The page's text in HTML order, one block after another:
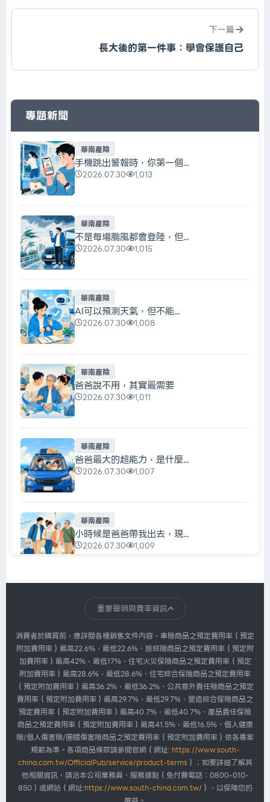
下一篇
長大後的第一件事：學會保護自己
專題新聞
華南產險
手機跳出警報時，你第一個...
2026.07.30 1,013
華南產險
不是每場颱風都會登陸，但...
2026.07.30 1,015
華南產險
AI可以預測天氣，但不能...
2026.07.30 1,008
華南產險
爸爸說不用，其實最需要
2026.07.30 1,011
華南產險
爸爸最大的超能力，是什麼...
2026.07.30 1,007
華南產險
小時候是爸爸帶我出去，現...
2026.07.30 1,009
每天都在充電，真正該充的...
2026.07.30 1,007
華南產險
我們忙著搶票，主辦單位忙...
2026.07.30 1,007
重要聲明與費率資訊
消費者於購買前，應詳閱各種銷售文件內容，車險商品之預定費用率（預定
附加費用率）最高22.6%，最低22.6%、旅綜險商品之預定費用率（預定附
加費用率）最高42%，最低17%、住宅火災保險商品之預定費用率（預定
附加費用率）最高28.6%，最低28.6%、住宅綜合保險商品之預定費用率
（預定附加費用率）最高36.2%，最低36.2%、公共意外責任險商品之預定
費用率（預定附加費用率）最高29.7%，最低29.7%、營造綜合保險商品之
預定費用率（預定附加費用率）最高40.7%，最低40.7%、產品責任保險
商品之預定費用率（預定附加費用率）最高41.5%，最低16.5%、個人健康
險/個人傷害險/團體傷害險商品之預定費用率（預定附加費用率）依各專案
規範為準。各項商品條款請參閱官網（網址: https://www.south-
china.com.tw/OfficialPub/service/product-terms ）；如要詳細了解其
他相關資訊，請洽本公司業務員、服務據點（免付費電話：0800-010-
850）或網站（網址:https://www.south-china.com.tw/ ），以保障您的